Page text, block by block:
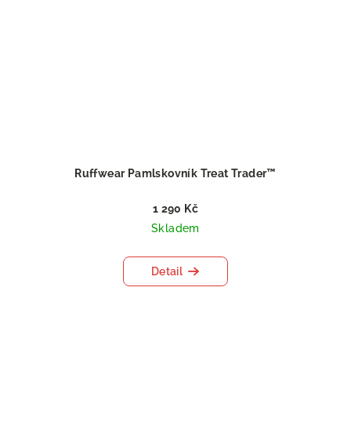
Ruffwear Pamlskovník Treat Trader™
1 290 Kč
Skladem
Detail